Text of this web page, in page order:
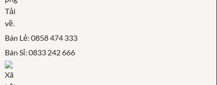
Bán Lẻ: 0858 474 333
Bán Sỉ: 0833 242 666